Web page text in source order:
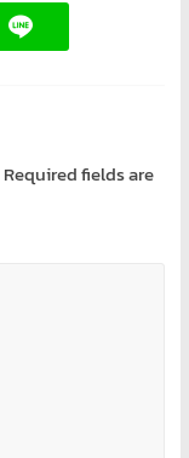
Required fields are